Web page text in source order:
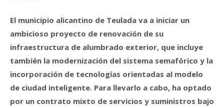
El municipio alicantino de Teulada va a iniciar un
ambicioso proyecto de renovación de su
infraestructura de alumbrado exterior, que incluye
también la modernización del sistema semafórico y la
incorporación de tecnologías orientadas al modelo
de ciudad inteligente. Para llevarlo a cabo, ha optado
por un contrato mixto de servicios y suministros bajo